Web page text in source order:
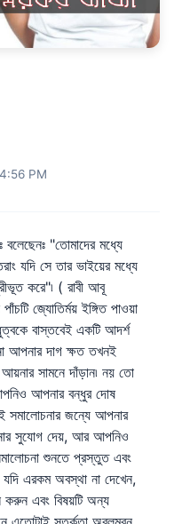
PM
বলেছেনঃ "তোমাদের মধ্যে
যদি সে তার ভাইয়ের মধ্যে
করে"৷ ( রাবী আবূ
জ্যোতির্ময় ইঙ্গিত পাওয়া
বাস্তবেই একটি আদর্শ
আপনার দাগ ক্ষত তখনই
সামনে দাঁড়ান৷ নয় তো
আপনার বন্ধুর দোষ
জন্যে আপনার
সুযোগ দেয়, আর আপনিও
শুনতে প্রস্তুত এবং
এরকম অবস্থা না দেখেন,
করুন এবং বিষয়টি অন্য